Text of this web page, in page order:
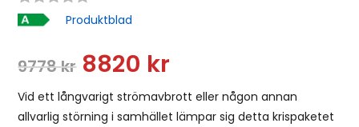
Produktblad
9778kr 8820 kr
Vid ett långvarigt strömavbrott eller någon annan
allvarlig störning i samhället lämpar sig detta krispaketet